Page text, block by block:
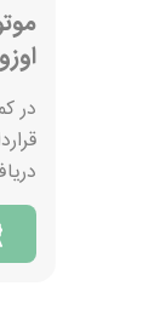
در
ای